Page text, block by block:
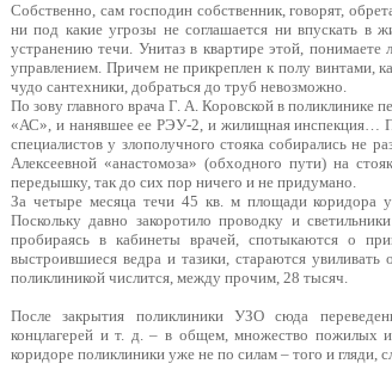
Собственно, сам господин собственник, говорят,
ни под какие угрозы не соглашается ни впускать в
устранению течи. Унитаз в квартире этой,
управлением. Причем не прикреплен к полу винтами,
чудо сантехники, добраться до труб невозможно.
По зову главного врача Г. А. Коровской в
«АС», и нанявшее ее РЭУ-2, и жилищная инспекция…
специалистов у злополучного стояка собирались не
Алексеевной «анастомоза» (обходного пути) на
передышку, так до сих пор ничего и не придумано.
За четыре месяца течи 45 кв. м площади коридора
Поскольку давно закоротило проводку и
пробираясь в кабинеты врачей, спотыкаются о
выстроившиеся ведра и тазики, стараются
поликлиникой числится, между прочим, 28 тысяч.
После закрытия поликлиники УЗО сюда
концлагерей и т. д. – в общем, множество пожилых
коридоре поликлиники уже не по силам – того и гляди,